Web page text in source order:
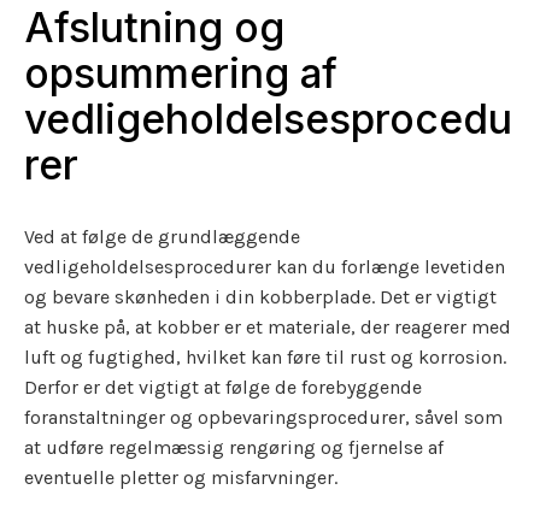
Afslutning og
opsummering af
vedligeholdelsesprocedu
rer
Ved at følge de grundlæggende
vedligeholdelsesprocedurer kan du forlænge levetiden
og bevare skønheden i din kobberplade. Det er vigtigt
at huske på, at kobber er et materiale, der reagerer med
luft og fugtighed, hvilket kan føre til rust og korrosion.
Derfor er det vigtigt at følge de forebyggende
foranstaltninger og opbevaringsprocedurer, såvel som
at udføre regelmæssig rengøring og fjernelse af
eventuelle pletter og misfarvninger.